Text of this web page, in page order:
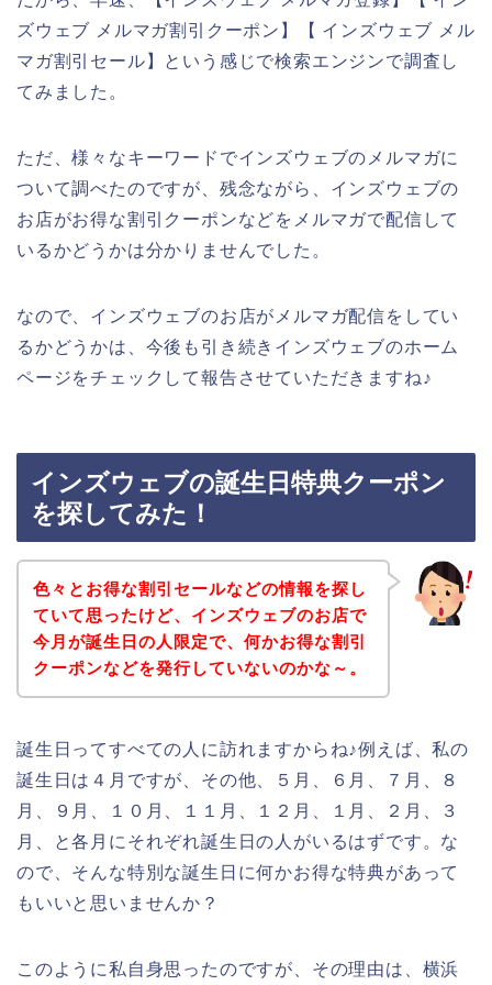
ズウェブ メルマガ割引クーポン】【 インズウェブ メル
マガ割引セール】という感じで検索エンジンで調査し
てみました。
ただ、様々なキーワードでインズウェブのメルマガに
ついて調べたのですが、残念ながら、インズウェブの
お店がお得な割引クーポンなどをメルマガで配信して
いるかどうかは分かりませんでした。
なので、インズウェブのお店がメルマガ配信をしてい
るかどうかは、今後も引き続きインズウェブのホーム
ページをチェックして報告させていただきますね♪
インズウェブの誕生日特典クーポン
を探してみた！
色々とお得な割引セールなどの情報を探し
ていて思ったけど、インズウェブのお店で
今月が誕生日の人限定で、何かお得な割引
クーポンなどを発行していないのかな～。
誕生日ってすべての人に訪れますからね♪例えば、私の
誕生日は４月ですが、その他、５月、６月、７月、８
月、９月、１０月、１１月、１２月、１月、２月、３
月、と各月にそれぞれ誕生日の人がいるはずです。な
ので、そんな特別な誕生日に何かお得な特典があって
もいいと思いませんか？
このように私自身思ったのですが、その理由は、横浜